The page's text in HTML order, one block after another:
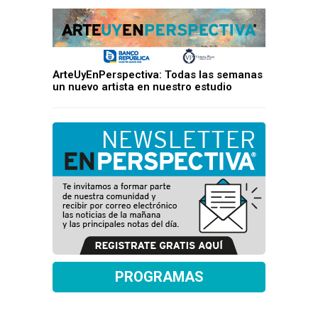
ArteUyEnPerspectiva: Todas las semanas
un nuevo artista en nuestro estudio
PROGRAMAS